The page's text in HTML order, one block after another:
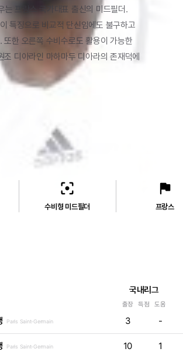
는 프랑스 국가대표 출신의 미드필더.
특징으로 비교적 단신임에도 불구하고
또한 오른쪽 수비수로도 활용이 가능한
조 디아라인 마하마두 디아라의 존재덕에
filter_center_focus
수비형 미드필더
flag
프랑스
국내리그
출장 득점 도움
Paris Saint-Germain 3 -
Paris Saint-Germain 10 1